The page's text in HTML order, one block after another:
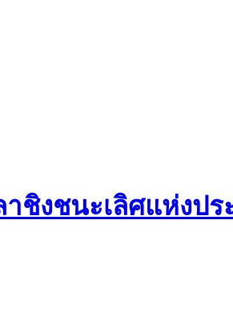
งชนะเลิศแห่งปร